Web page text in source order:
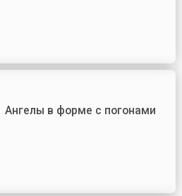
Ангелы в форме с погонами